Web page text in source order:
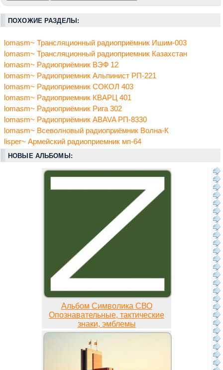
ПОХОЖИЕ РАЗДЕЛЫ:
lomasm~ Трансляционный радиоприёмник Ишим-003
lomasm~ Трансляционный радиоприемник Казахстан
lomasm~ Радиоприёмник ВЭФ 12
lomasm~ Радиоприемник Альпинист РП-221
lomasm~ Радиоприемник СОКОЛ 403
lomasm~ Радиоприемник КВАРЦ 401
lomasm~ Радиоприёмник Рига 302
lomasm~ Радиоприёмник ABAVA РП-8330
lomasm~ Всеволновый радиоприёмник Волна-К
lisper~ Армейский радиоприемник мп-64
НОВЫЕ АЛЬБОМЫ:
Альбом Символика СВО
Опознавательные, тактические
знаки, эмблемы